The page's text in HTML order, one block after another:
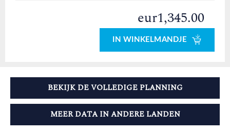
eur1,345.00
IN WINKELMANDJE
BEKIJK DE VOLLEDIGE PLANNING
MEER DATA IN ANDERE LANDEN